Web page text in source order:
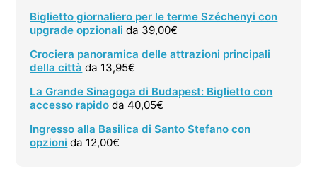
Biglietto giornaliero per le terme Széchenyi con
upgrade opzionali da 39,00€
Crociera panoramica delle attrazioni principali
della città da 13,95€
La Grande Sinagoga di Budapest: Biglietto con
accesso rapido da 40,05€
Ingresso alla Basilica di Santo Stefano con
opzioni da 12,00€